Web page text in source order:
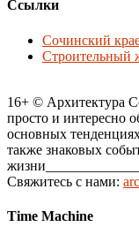
Ссылки
Сочинский
Строительный
16+ © Архитектура
просто и интересно
основных
также знаковых
Свяжитесь с нами:
Time Machine